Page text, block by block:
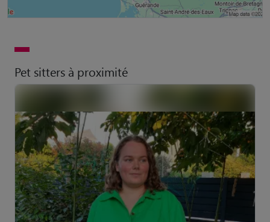
Pet sitters à proximité